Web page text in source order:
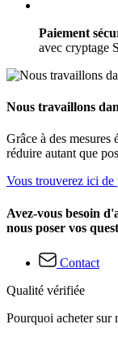
Paiement
avec cryptage
Nous travaillons
Grâce à des mesures
réduire autant que
Vous trouverez ici
Avez-vous besoin
nous poser vos
Contact
Qualité vérifiée
Pourquoi acheter sur